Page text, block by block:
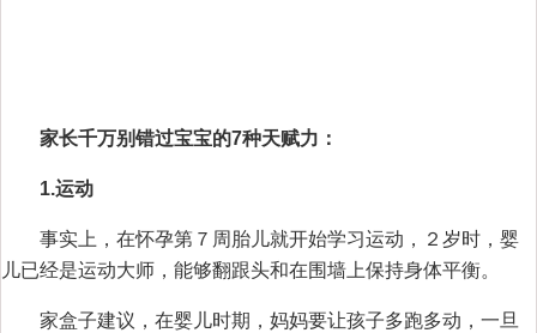
家长千万别错过宝宝的7种天赋力：
1.运动
事实上，在怀孕第７周胎儿就开始学习运动，２岁时，婴
儿已经是运动大师，能够翻跟头和在围墙上保持身体平衡。
家盒子建议，在婴儿时期，妈妈要让孩子多跑多动，一旦